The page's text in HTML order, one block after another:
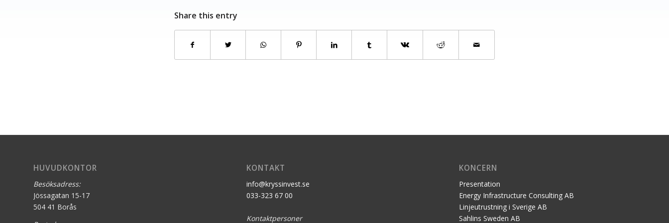
Share this entry
HUVUDKONTOR
Besöksadress:
Jössagatan 15-17
504 41 Borås
KONTAKT
info@kryssinvest.se
033-323 67 00
Kontaktpersoner
KONCERN
Presentation
Energy Infrastructure Consulting AB
Linjeutrustning i Sverige AB
Sahlins Sweden AB